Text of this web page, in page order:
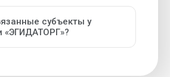
субъекты у
«ЭГИДАТОРГ»?